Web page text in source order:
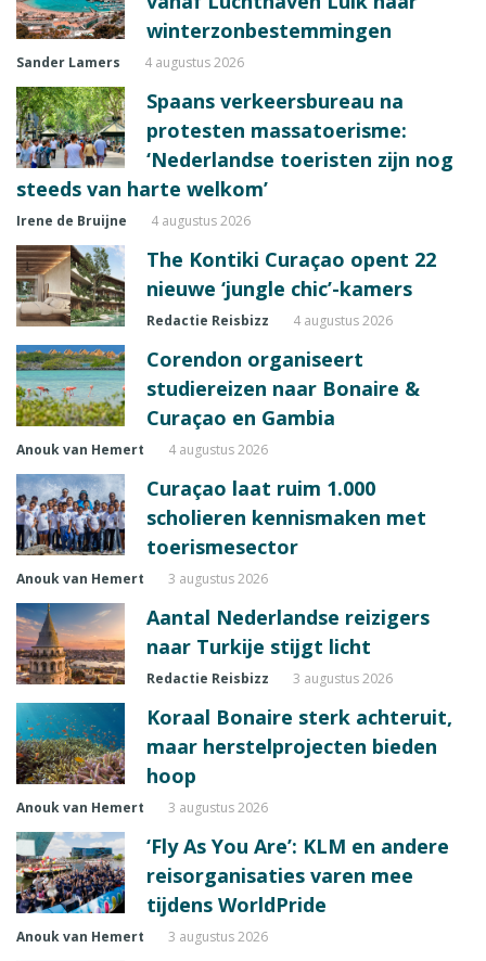
winterzonbestemmingen
Sander Lamers 4 augustus 2026
Spaans verkeersbureau na
protesten massatoerisme:
‘Nederlandse toeristen zijn nog
steeds van harte welkom’
Irene de Bruijne 4 augustus 2026
The Kontiki Curaçao opent 22
nieuwe ‘jungle chic’-kamers
Redactie Reisbizz 4 augustus 2026
Corendon organiseert
studiereizen naar Bonaire &
Curaçao en Gambia
Anouk van Hemert 4 augustus 2026
Curaçao laat ruim 1.000
scholieren kennismaken met
toerismesector
Anouk van Hemert 3 augustus 2026
Aantal Nederlandse reizigers
naar Turkije stijgt licht
Redactie Reisbizz 3 augustus 2026
Koraal Bonaire sterk achteruit,
maar herstelprojecten bieden
hoop
Anouk van Hemert 3 augustus 2026
‘Fly As You Are’: KLM en andere
reisorganisaties varen mee
tijdens WorldPride
Anouk van Hemert 3 augustus 2026